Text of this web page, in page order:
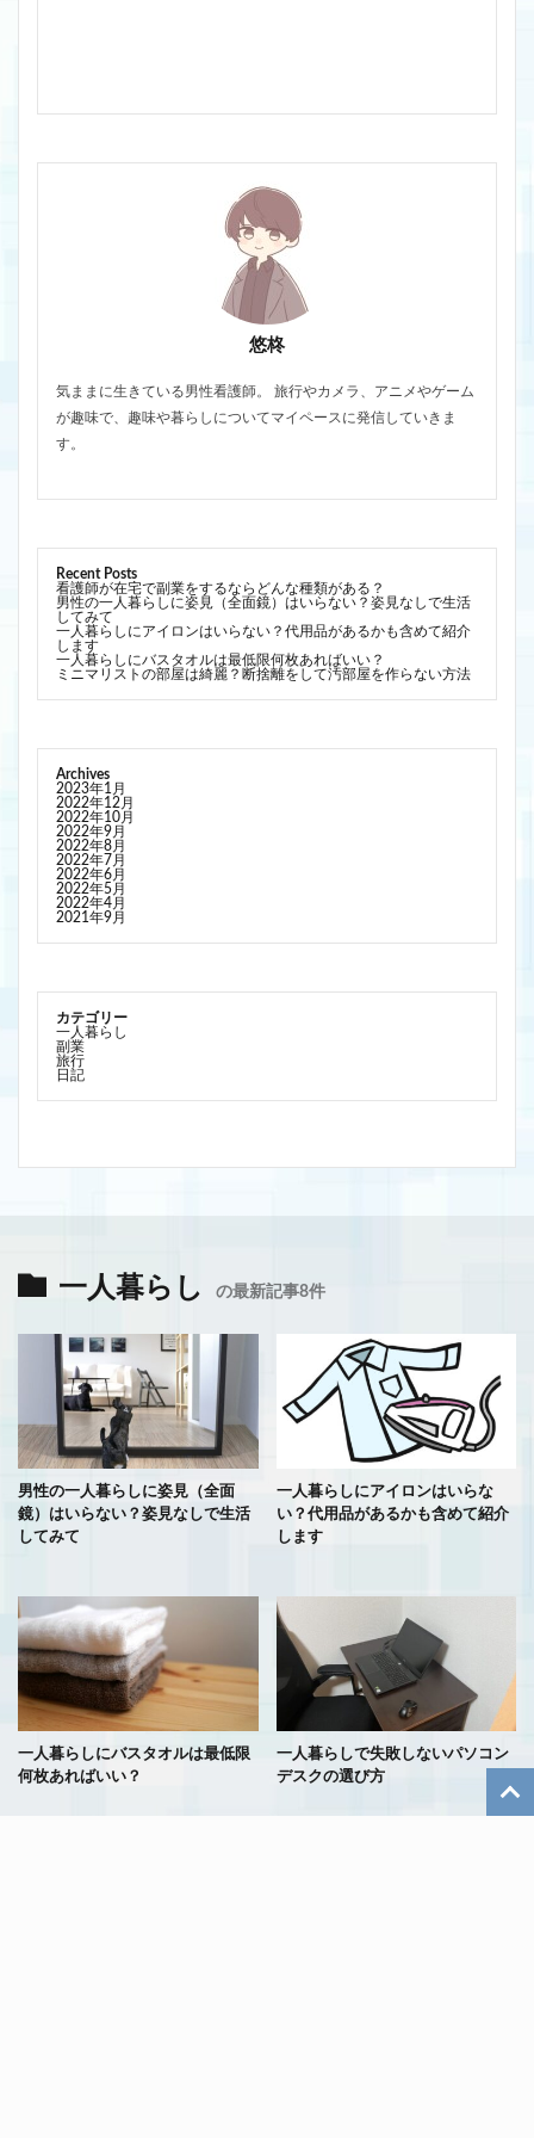
悠柊
気ままに生きている男性看護師。 旅行やカメラ、アニメやゲーム
が趣味で、趣味や暮らしについてマイペースに発信していきま
す。
Recent Posts
看護師が在宅で副業をするならどんな種類がある？
男性の一人暮らしに姿見（全面鏡）はいらない？姿見なしで生活
してみて
一人暮らしにアイロンはいらない？代用品があるかも含めて紹介
します
一人暮らしにバスタオルは最低限何枚あればいい？
ミニマリストの部屋は綺麗？断捨離をして汚部屋を作らない方法
Archives
2023年1月
2022年12月
2022年10月
2022年9月
2022年8月
2022年7月
2022年6月
2022年5月
2022年4月
2021年9月
カテゴリー
一人暮らし
副業
旅行
日記
一人暮らし の最新記事8件
男性の一人暮らしに姿見（全面
鏡）はいらない？姿見なしで生活
してみて
一人暮らしにアイロンはいらな
い？代用品があるかも含めて紹介
します
一人暮らしにバスタオルは最低限
何枚あればいい？
一人暮らしで失敗しないパソコン
デスクの選び方